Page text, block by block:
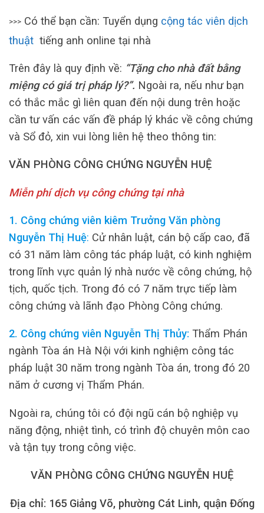
>>> Có thể bạn cần: Tuyển dụng cộng tác viên dịch
thuật tiếng anh online tại nhà
Trên đây là quy định về: “Tặng cho nhà đất bằng
miệng có giá trị pháp lý?”. Ngoài ra, nếu như bạn
có thắc mắc gì liên quan đến nội dung trên hoặc
cần tư vấn các vấn đề pháp lý khác về công chứng
và Sổ đỏ, xin vui lòng liên hệ theo thông tin:
VĂN PHÒNG CÔNG CHỨNG NGUYỄN HUỆ
Miễn phí dịch vụ công chứng tại nhà
1. Công chứng viên kiêm Trưởng Văn phòng
Nguyễn Thị Huệ: Cử nhân luật, cán bộ cấp cao, đã
có 31 năm làm công tác pháp luật, có kinh nghiệm
trong lĩnh vực quản lý nhà nước về công chứng, hộ
tịch, quốc tịch. Trong đó có 7 năm trực tiếp làm
công chứng và lãnh đạo Phòng Công chứng.
2. Công chứng viên Nguyễn Thị Thủy: Thẩm Phán
ngành Tòa án Hà Nội với kinh nghiệm công tác
pháp luật 30 năm trong ngành Tòa án, trong đó 20
năm ở cương vị Thẩm Phán.
Ngoài ra, chúng tôi có đội ngũ cán bộ nghiệp vụ
năng động, nhiệt tình, có trình độ chuyên môn cao
và tận tụy trong công việc.
VĂN PHÒNG CÔNG CHỨNG NGUYỄN HUỆ
Địa chỉ: 165 Giảng Võ, phường Cát Linh, quận Đống